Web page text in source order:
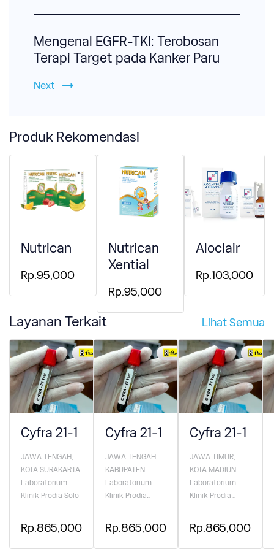
Mengenal EGFR-TKI: Terobosan
Terapi Target pada Kanker Paru
Next
Produk Rekomendasi
Nutrican
Rp.95,000
Nutrican
Xential
Rp.95,000
Aloclair
Rp.103,000
Layanan Terkait Lihat Semua
Cyfra 21-1
JAWA TENGAH,
KOTA SURAKARTA
Laboratorium
Klinik Prodia Solo
Rp.865,000
Cyfra 21-1
JAWA TENGAH,
KABUPATEN
KUDUS
Laboratorium
Klinik Prodia
Rp.865,000
Cyfra 21-1
JAWA TIMUR,
KOTA MADIUN
Laboratorium
Klinik Prodia
Rp.865,000